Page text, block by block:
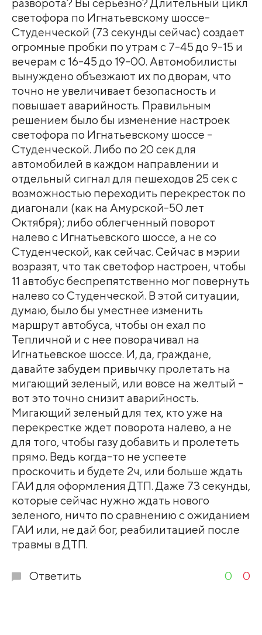
разворота? Вы серьезно? Длительный цикл
светофора по Игнатьевскому шоссе-
Студенческой (73 секунды сейчас) создает
огромные пробки по утрам с 7-45 до 9-15 и
вечерам с 16-45 до 19-00. Автомобилисты
вынуждено объезжают их по дворам, что
точно не увеличивает безопасность и
повышает аварийность. Правильным
решением было бы изменение настроек
светофора по Игнатьевскому шоссе -
Студенческой. Либо по 20 сек для
автомобилей в каждом направлении и
отдельный сигнал для пешеходов 25 сек с
возможностью переходить перекресток по
диагонали (как на Амурской-50 лет
Октября); либо облегченный поворот
налево с Игнатьевского шоссе, а не со
Студенческой, как сейчас. Сейчас в мэрии
возразят, что так светофор настроен, чтобы
11 автобус беспрепятственно мог повернуть
налево со Студенческой. В этой ситуации,
думаю, было бы уместнее изменить
маршрут автобуса, чтобы он ехал по
Тепличной и с нее поворачивал на
Игнатьевское шоссе. И, да, граждане,
давайте забудем привычку пролетать на
мигающий зеленый, или вовсе на желтый -
вот это точно снизит аварийность.
Мигающий зеленый для тех, кто уже на
перекрестке ждет поворота налево, а не
для того, чтобы газу добавить и пролететь
прямо. Ведь когда-то не успеете
проскочить и будете 2ч, или больше ждать
ГАИ для оформления ДТП. Даже 73 секунды,
которые сейчас нужно ждать нового
зеленого, ничто по сравнению с ожиданием
ГАИ или, не дай бог, реабилитацией после
травмы в ДТП.
Ответить 0 0